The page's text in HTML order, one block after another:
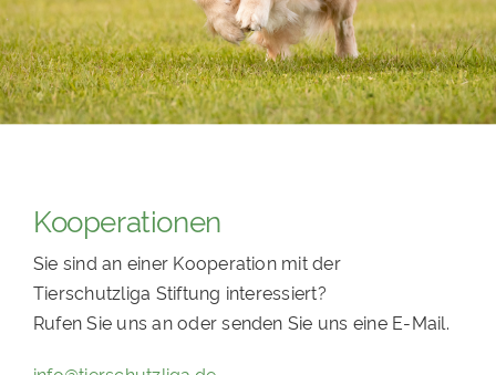
PATENSCHAFTEN
HELFER WERDEN
RATGEBER
Kooperationen
Sie sind an einer Kooperation mit der
Tierschutzliga Stiftung interessiert?
Rufen Sie uns an oder senden Sie uns eine E-Mail.